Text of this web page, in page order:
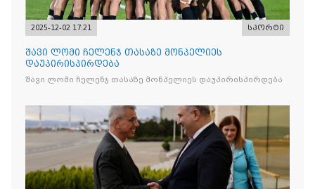
2025-12-02 17:21 სპორტი
შავი ლომი ჩელენჯ თასაზე მონპელიეს
დაუპირისპირდება
შავი ლომი ჩელენჯ თასაზე მონპელიეს დაუპირისპირდება